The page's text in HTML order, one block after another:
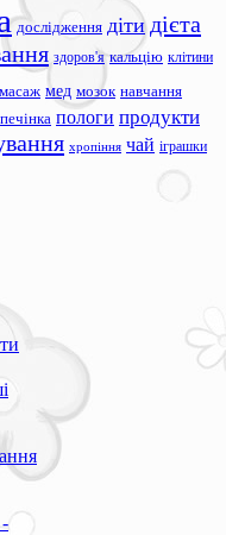
дослідження діти дієта
здоров'я кальцію клітини
масаж мед мозок навчання
печінка пологи продукти
хропіння чай іграшки